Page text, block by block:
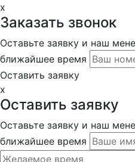
x
Заказать звонок
Оставьте заявку и наш
ближайшее время
Оставить заявку
x
Оставить заявку
Оставьте заявку и наш
ближайшее время